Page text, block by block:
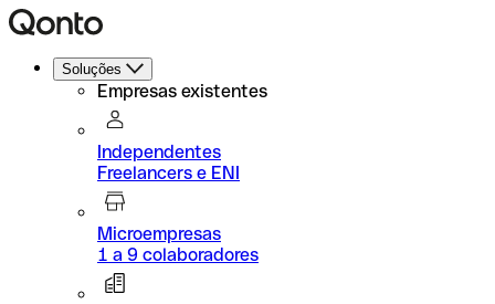
Soluções
Empresas existentes
Independentes
Freelancers e ENI
Microempresas
1 a 9 colaboradores